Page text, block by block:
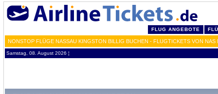
FLUG ANGEBOTE
NONSTOP FLÜGE NASSAU KINGSTON BILLIG BUCHEN - FLUGTICKETS VON NAS
Samstag, 08. August 2026 ¦